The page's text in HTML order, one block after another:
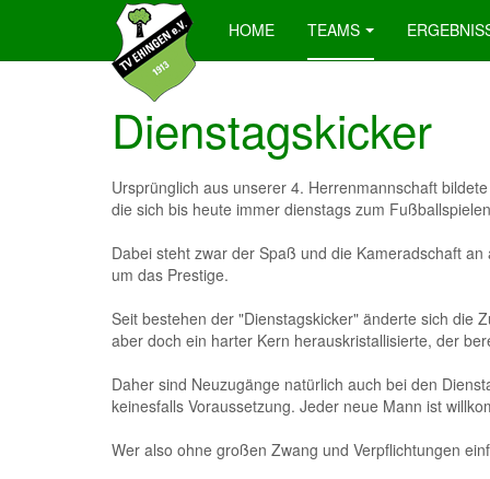
HOME TEAMS
Dienstagskicker
Ursprünglich aus unserer 4. Herrenmannschaft
die sich bis heute immer dienstags zum
Dabei steht zwar der Spaß und die Kameradschaft
um das Prestige.
Seit bestehen der "Dienstagskicker" änderte sich die
aber doch ein harter Kern herauskristallisierte, der
Daher sind Neuzugänge natürlich auch bei den
keinesfalls Voraussetzung. Jeder neue Mann ist
Wer also ohne großen Zwang und Verpflichtungen